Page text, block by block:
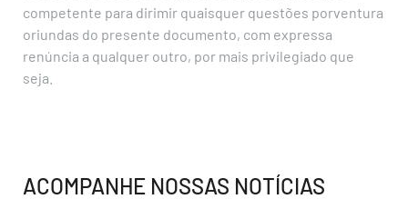
competente para dirimir quaisquer questões porventura
oriundas do presente documento, com expressa
renúncia a qualquer outro, por mais privilegiado que
seja.
ACOMPANHE NOSSAS NOTÍCIAS